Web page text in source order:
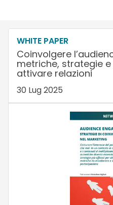
WHITE PAPER
Coinvolgere
metriche, strategie
attivare relazioni
30 Lug 2025